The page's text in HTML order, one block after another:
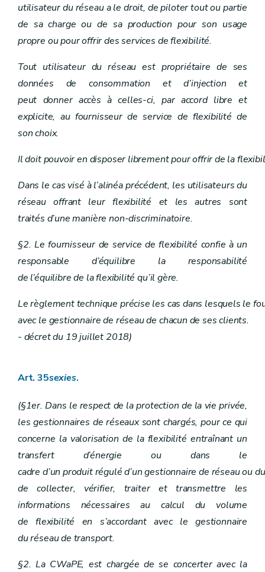
utilisateur du réseau a le droit, de piloter tout ou partie
de sa charge ou de sa production pour son usage
propre ou pour offrir des services de flexibilité.
Tout utilisateur du réseau est propriétaire de ses
données de consommation et d’injection et
peut donner accès à celles-ci, par accord libre et
explicite, au fournisseur de service de flexibilité de
son choix.
Il doit pouvoir en disposer librement pour offrir de la
Dans le cas visé à l’alinéa précédent, les utilisateurs du
réseau offrant leur flexibilité et les autres sont
traités d’une manière non-discriminatoire.
§2. Le fournisseur de service de flexibilité confie à un
responsable d’équilibre la responsabilité
de l’équilibre de la flexibilité qu’il gère.
Le règlement technique précise les cas dans lesquels le
avec le gestionnaire de réseau de chacun de ses clients.
- décret du 19 juillet 2018)
Art. 35sexies.
(§1er. Dans le respect de la protection de la vie privée,
les gestionnaires de réseaux sont chargés, pour ce qui
concerne la valorisation de la flexibilité entraînant un
transfert d’énergie ou dans le
cadre d’un produit régulé d’un gestionnaire de réseau ou
de collecter, vérifier, traiter et transmettre les
informations nécessaires au calcul du volume
de flexibilité en s’accordant avec le gestionnaire
du réseau de transport.
§2. La CWaPE, est chargée de se concerter avec la